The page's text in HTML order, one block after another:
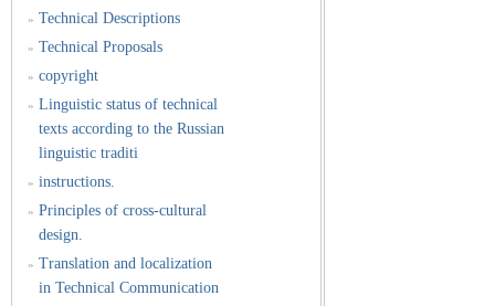
» Technical Descriptions
» Technical Proposals
» copyright
» Linguistic status of technical
texts according to the Russian
linguistic traditi
» instructions.
» Principles of cross-cultural
design.
» Translation and localization
in Technical Communication